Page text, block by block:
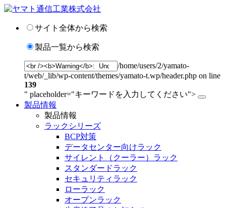
サイト全体から検索
製品一覧から検索
/home/users/2/yamato-
t/web/_lib/wp-content/themes/yamato-t.wp/header.php on line
139
" placeholder="キーワードを入力してください">
製品情報
製品情報
ラックシリーズ
BCP対策
データセンター向けラック
サイレント（クーラー）ラック
スタンダードラック
セキュリティラック
ローラック
オープンラック